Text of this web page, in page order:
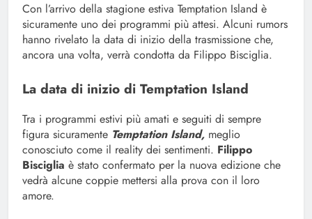
Con l’arrivo della stagione estiva Temptation Island è
sicuramente uno dei programmi più attesi. Alcuni rumors
hanno rivelato la data di inizio della trasmissione che,
ancora una volta, verrà condotta da Filippo Bisciglia.
La data di inizio di Temptation Island
Tra i programmi estivi più amati e seguiti di sempre
figura sicuramente Temptation Island, meglio
conosciuto come il reality dei sentimenti. Filippo
Bisciglia è stato confermato per la nuova edizione che
vedrà alcune coppie mettersi alla prova con il loro
amore.